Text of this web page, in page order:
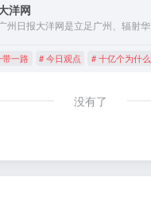
洋网
带一路 # 今日观点 # 十亿个为什么
没有了